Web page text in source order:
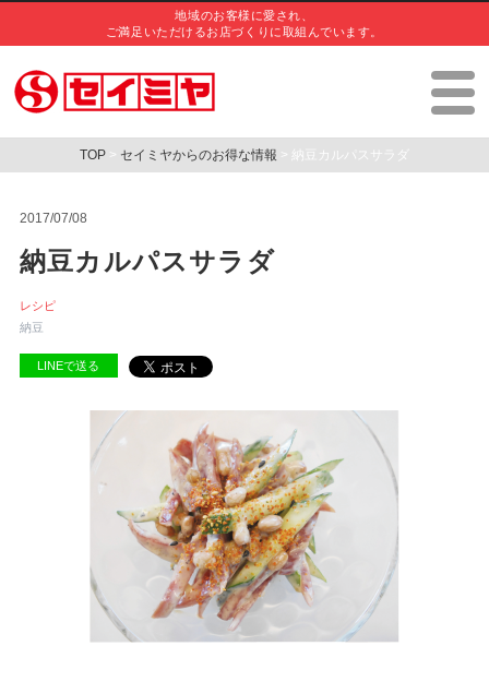
地域のお客様に愛され、
ご満足いただけるお店づくりに取組んでいます。
TOP > セイミヤからのお得な情報 > 納豆カルパスサラダ
2017/07/08
納豆カルパスサラダ
レシピ
納豆
LINEで送る